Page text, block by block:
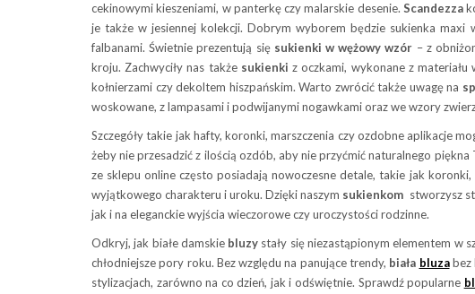
cekinowymi kieszeniami, w panterkę czy malarskie desenie. Scandezza
je także w jesiennej kolekcji. Dobrym wyborem będzie sukienka
falbanami. Świetnie prezentują się sukienki w wężowy wzór – z
kroju. Zachwyciły nas także sukienki z oczkami, wykonane z
kołnierzami czy dekoltem hiszpańskim. Warto zwrócić także uwagę na
woskowane, z lampasami i podwijanymi nogawkami oraz we wzory
Szczegóły takie jak hafty, koronki, marszczenia czy ozdobne aplikacje
żeby nie przesadzić z ilością ozdób, aby nie przyćmić naturalnego
ze sklepu online często posiadają nowoczesne detale, takie jak
wyjątkowego charakteru i uroku. Dzięki naszym sukienkom stworzysz
jak i na eleganckie wyjścia wieczorowe czy uroczystości rodzinne.
Odkryj, jak białe damskie bluzy stały się niezastąpionym elementem w
chłodniejsze pory roku. Bez względu na panujące trendy, biała bluza bez
stylizacjach, zarówno na co dzień, jak i odświętnie. Sprawdź popularne